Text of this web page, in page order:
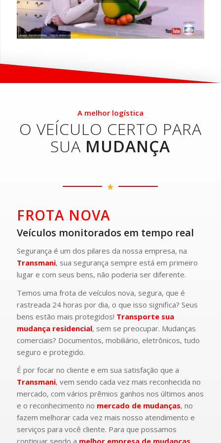
A melhor logística
O VEÍCULO CERTO PARA
SUA MUDANÇA
FROTA NOVA
Veículos monitorados em tempo real
Segurança é um dos pilares da nossa empresa, na
Transmani, sua segurança sempre está em primeiro
lugar e com seus bens, não poderia ser diferente.
Temos uma frota de veículos nova, segura, que é
rastreada 24 horas por dia, o que isso significa? Seus
bens estão mais protegidos! Transporte sua
mudança residencial, sem se preocupar. Mudanças
comerciais? Documentos, mobiliário, eletrônicos, tudo
seguro e protegido.
É por focar no cliente e em sua satisfação que a
Transmani, vem sendo cada vez mais reconhecida no
mercado, com vários prêmios ganhos nos últimos anos
e o reconhecimento no mercado de mudanças, no
fazem melhorar cada vez mais nosso atendimento e
serviços para você cliente. Para que possamos